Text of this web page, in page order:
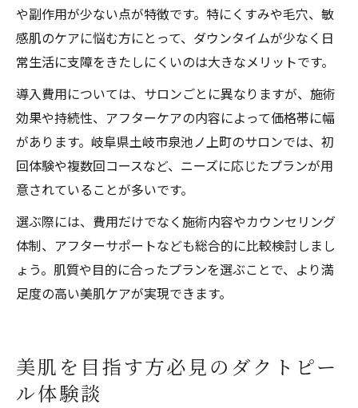
や副作用が少ない点が特徴です。特にくすみや毛穴、敏
感肌のケアに悩む方にとって、ダウンタイムが少なく日
常生活に支障をきたしにくいのは大きなメリットです。
導入費用については、サロンごとに異なりますが、施術
効果や持続性、アフターケアの内容によって価格帯に幅
があります。岐阜県土岐市泉池ノ上町のサロンでは、初
回体験や複数回コースなど、ニーズに応じたプランが用
意されていることが多いです。
選ぶ際には、費用だけでなく施術内容やカウンセリング
体制、アフターサポートなども総合的に比較検討しまし
ょう。肌質や目的に合ったプランを選ぶことで、より満
足度の高い美肌ケアが実現できます。
美肌を目指す方必見のダクトピー
ル体験談